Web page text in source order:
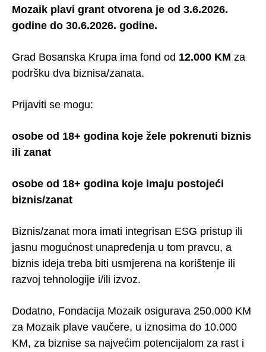
Mozaik plavi grant otvorena je od 3.6.2026.
godine do 30.6.2026. godine.
Grad Bosanska Krupa ima fond od 12.000 KM za
podršku dva biznisa/zanata.
Prijaviti se mogu:
osobe od 18+ godina koje žele pokrenuti biznis
ili zanat
osobe od 18+ godina koje imaju postojeći
biznis/zanat
Biznis/zanat mora imati integrisan ESG pristup ili
jasnu mogućnost unapređenja u tom pravcu, a
biznis ideja treba biti usmjerena na korištenje ili
razvoj tehnologije i/ili izvoz.
Dodatno, Fondacija Mozaik osigurava 250.000 KM
za Mozaik plave vaučere, u iznosima do 10.000
KM, za biznise sa najvećim potencijalom za rast i